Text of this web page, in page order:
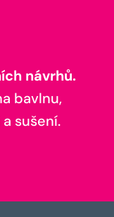
návrhů.
bavlnu,
sušení.